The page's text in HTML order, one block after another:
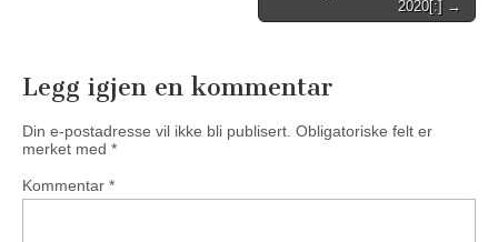
2020[:] →
Legg igjen en kommentar
Din e-postadresse vil ikke bli publisert. Obligatoriske felt er
merket med *
Kommentar *